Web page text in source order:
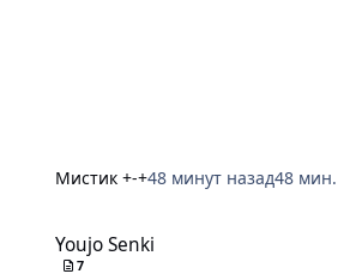
Мистик +-+48 минут назад48 мин.
Youjo Senki
7